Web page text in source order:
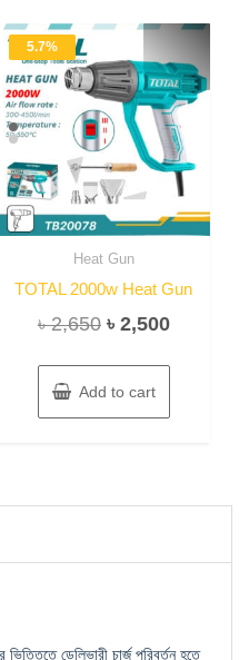
5.7%
Heat Gun
TOTAL 2000w Heat Gun
৳2,650 Original
was:
৳ 2,650.
৳ 2,500Current
৳ 2,500.
Add to cart
ডেলিভারী চার্জ পরিবর্তন হতে